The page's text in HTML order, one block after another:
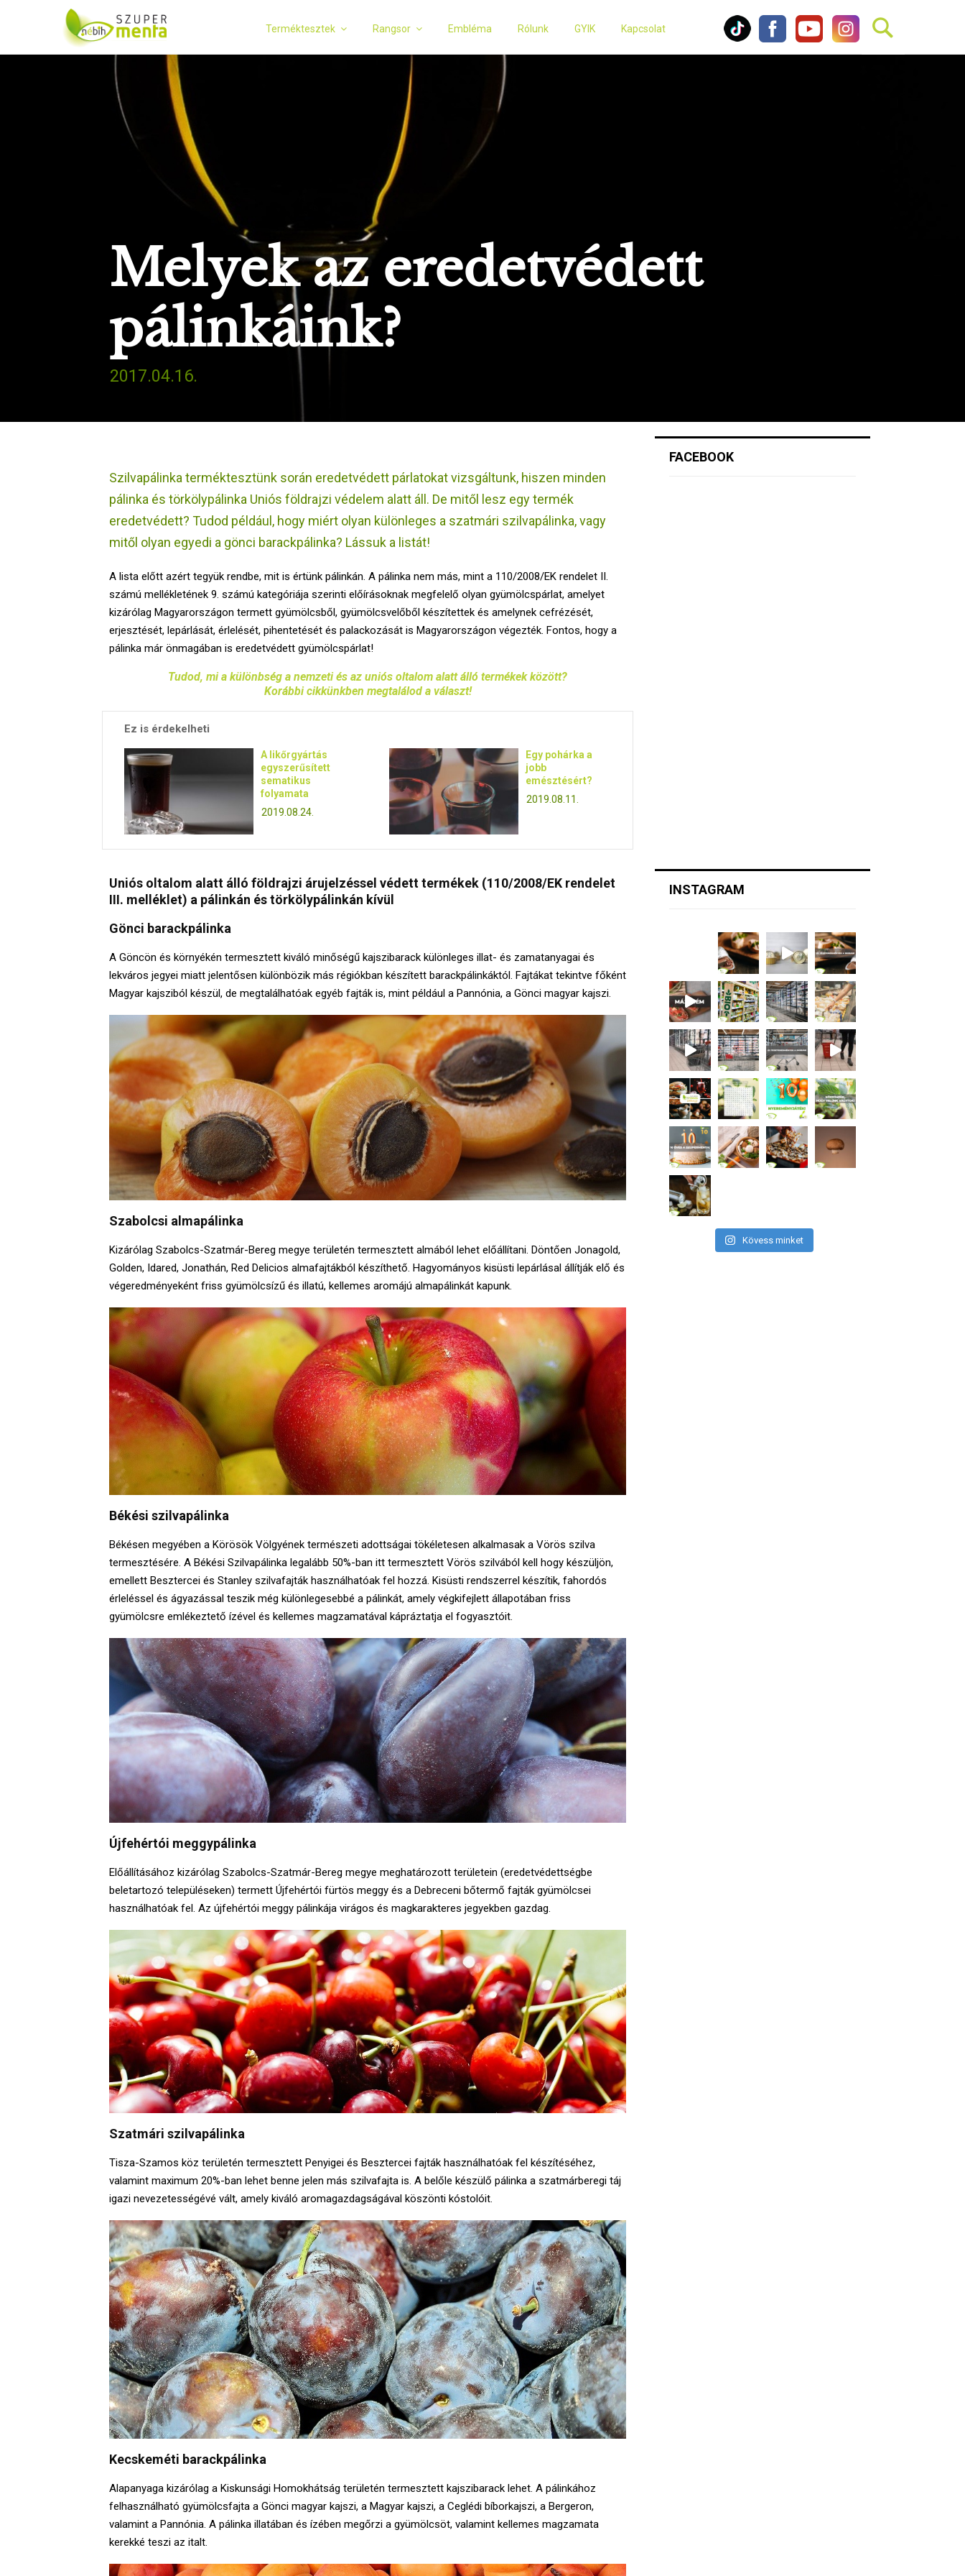
Terméktesztek Rangsor Embléma Rólunk GYIK Kapcsolat
Melyek az eredetvédett
pálinkáink?
2017.04.16.
Szilvapálinka terméktesztünk során eredetvédett párlatokat vizsgáltunk, hiszen minden
pálinka és törkölypálinka Uniós földrajzi védelem alatt áll. De mitől lesz egy termék
eredetvédett? Tudod például, hogy miért olyan különleges a szatmári szilvapálinka, vagy
mitől olyan egyedi a gönci barackpálinka? Lássuk a listát!
A lista előtt azért tegyük rendbe, mit is értünk pálinkán. A pálinka nem más, mint a 110/2008/EK rendelet II.
számú mellékletének 9. számú kategóriája szerinti előírásoknak megfelelő olyan gyümölcspárlat, amelyet
kizárólag Magyarországon termett gyümölcsből, gyümölcsvelőből készítettek és amelynek cefrézését,
erjesztését, lepárlását, érlelését, pihentetését és palackozását is Magyarországon végezték. Fontos, hogy a
pálinka már önmagában is eredetvédett gyümölcspárlat!
Tudod, mi a különbség a nemzeti és az uniós oltalom alatt álló termékek között?
Korábbi cikkünkben megtalálod a választ!
Ez is érdekelheti
A likőrgyártás
egyszerűsített
sematikus
folyamata
2019.08.24.
Egy pohárka a
jobb
emésztésért?
2019.08.11.
Uniós oltalom alatt álló földrajzi árujelzéssel védett termékek (110/2008/EK rendelet
III. melléklet) a pálinkán és törkölypálinkán kívül
Gönci barackpálinka
A Göncön és környékén termesztett kiváló minőségű kajszibarack különleges illat- és zamatanyagai és
lekváros jegyei miatt jelentősen különbözik más régiókban készített barackpálinkáktól. Fajtákat tekintve főként
Magyar kajsziból készül, de megtalálhatóak egyéb fajták is, mint például a Pannónia, a Gönci magyar kajszi.
Szabolcsi almapálinka
Kizárólag Szabolcs-Szatmár-Bereg megye területén termesztett almából lehet előállítani. Döntően Jonagold,
Golden, Idared, Jonathán, Red Delicios almafajtákból készíthető. Hagyományos kisüsti lepárlásal állítják elő és
végeredményeként friss gyümölcsízű és illatú, kellemes aromájú almapálinkát kapunk.
Békési szilvapálinka
Békésen megyében a Körösök Völgyének természeti adottságai tökéletesen alkalmasak a Vörös szilva
termesztésére. A Békési Szilvapálinka legalább 50%-ban itt termesztett Vörös szilvából kell hogy készüljön,
emellett Besztercei és Stanley szilvafajták használhatóak fel hozzá. Kisüsti rendszerrel készítik, fahordós
érleléssel és ágyazással teszik még különlegesebbé a pálinkát, amely végkifejlett állapotában friss
gyümölcsre emlékeztető ízével és kellemes magzamatával kápráztatja el fogyasztóit.
Újfehértói meggypálinka
Előállításához kizárólag Szabolcs-Szatmár-Bereg megye meghatározott területein (eredetvédettségbe
beletartozó településeken) termett Újfehértói fürtös meggy és a Debreceni bőtermő fajták gyümölcsei
használhatóak fel. Az újfehértói meggy pálinkája virágos és magkarakteres jegyekben gazdag.
Szatmári szilvapálinka
Tisza-Szamos köz területén termesztett Penyigei és Besztercei fajták használhatóak fel készítéséhez,
valamint maximum 20%-ban lehet benne jelen más szilvafajta is. A belőle készülő pálinka a szatmárberegi táj
igazi nevezetességévé vált, amely kiváló aromagazdagságával köszönti kóstolóit.
Kecskeméti barackpálinka
Alapanyaga kizárólag a Kiskunsági Homokhátság területén termesztett kajszibarack lehet. A pálinkához
felhasználható gyümölcsfajta a Gönci magyar kajszi, a Magyar kajszi, a Ceglédi bíborkajszi, a Bergeron,
valamint a Pannónia. A pálinka illatában és ízében megőrzi a gyümölcsöt, valamint kellemes magzamata
kerekké teszi az italt.
FACEBOOK
INSTAGRAM
Kövess minket